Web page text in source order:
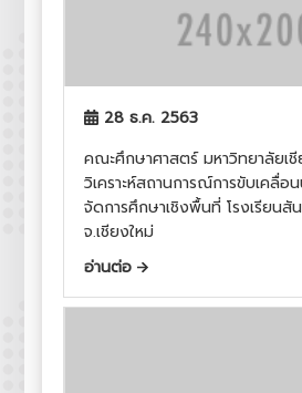
28 ธ.ค. 2563
คณะศึกษาศาสตร์ มหาวิทยาลัยเ
วิเคราะห์สถานการณ์การขับเคลื่อ
จัดการศึกษาเชิงพื้นที่ โรงเรียน
จ.เชียงใหม่
อ่านต่อ